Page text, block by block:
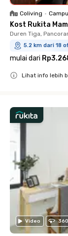
Coliving •
Kost Rukita
Duren Tiga,
5.2 km dari 18
mulai dari
Lihat info lebih
Video 360